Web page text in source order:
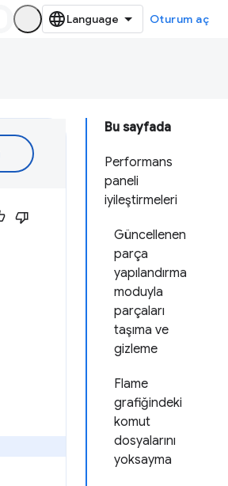
Oturum aç
Bu sayfada
Performans
paneli
iyileştirmeleri
Güncellenen
parça
yapılandırma
moduyla
parçaları
taşıma ve
gizleme
Flame
grafiğindeki
komut
dosyalarını
yoksayma